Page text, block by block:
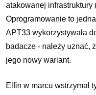
atakowanej infrastruktury
Oprogramowanie to
APT33 wykorzystywała
badacze - należy uznać,
jego nowy wariant.
Elfin w marcu wstrzymał